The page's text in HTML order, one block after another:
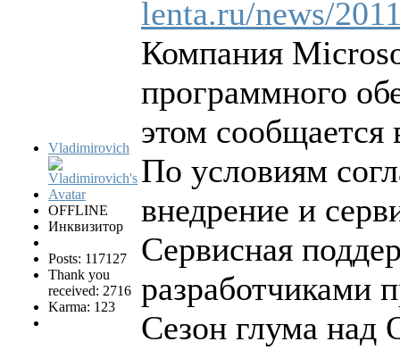
Vladimirovich
OFFLINE
Инквизитор
Posts: 117127
Thank you
received: 2716
Karma: 123
lenta.ru/news/
Компания
программного
этом сообщается
По условиям
внедрение и
Сервисная
разработчиками
Сезон глума над